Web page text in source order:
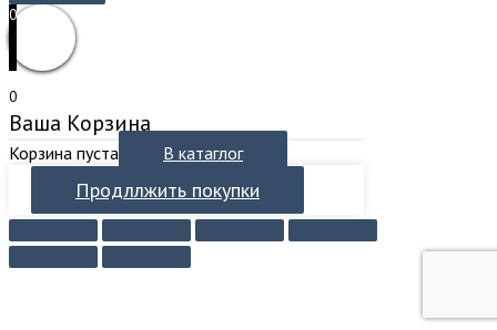
0
0
Ваша Корзина
Корзина пуста В катаглог
Продллжить покупки